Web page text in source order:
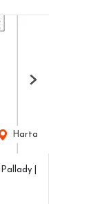
Harta
Next
|